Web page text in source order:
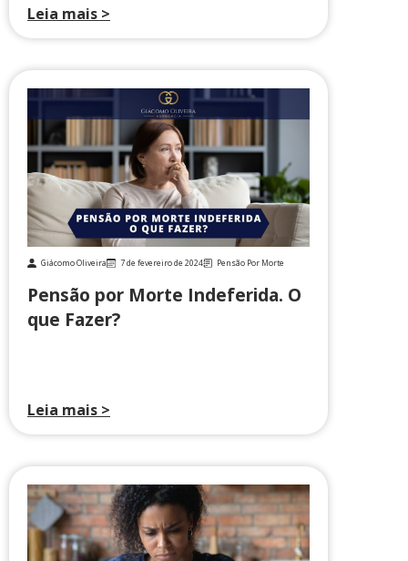
Leia mais >
Giácomo Oliveira 7 de fevereiro de 2024 Pensão Por Morte
Pensão por Morte Indeferida. O
que Fazer?
Leia mais >